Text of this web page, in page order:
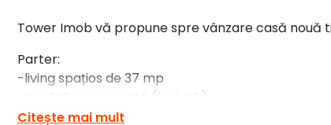
Tower Imob vă propune spre vânzare casă nouă
Parter:
-living spațios de 37 mp
-bucătărie separată (închisă)
-baie cu duș - rigolă
Citește mai mult